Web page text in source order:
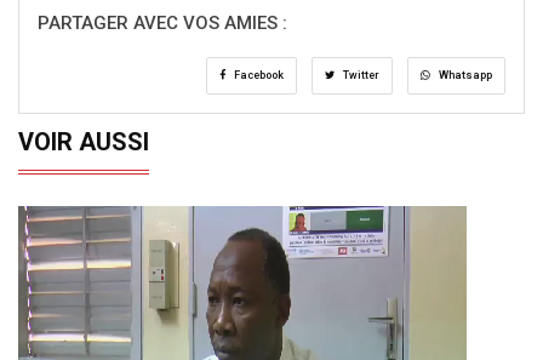
PARTAGER AVEC VOS AMIES :
Facebook Twitter Whatsapp
VOIR AUSSI